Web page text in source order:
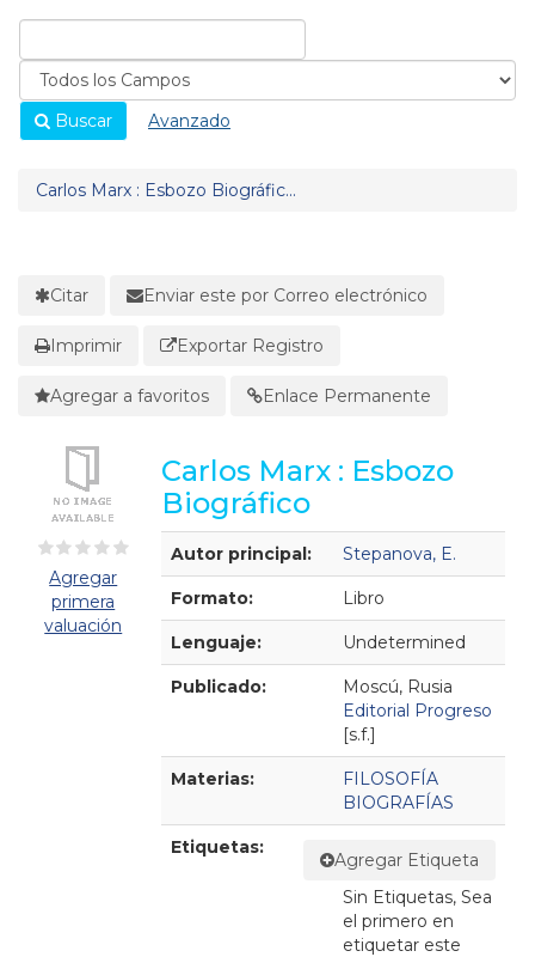
Buscar Avanzado
Carlos Marx : Esbozo Biográfic...
Citar Enviar este por Correo electrónico
Imprimir Exportar Registro
Agregar a favoritos Enlace Permanente
Agregar
primera
valuación
Carlos Marx : Esbozo
Biográfico
Detalles Bibliográficos
Autor principal: Stepanova, E.
Formato: Libro
Lenguaje: Undetermined
Publicado:
Moscú, Rusia
Editorial Progreso
[s.f.]
Materias:
FILOSOFÍA
BIOGRAFÍAS
Etiquetas:
Agregar Etiqueta
Sin Etiquetas, Sea
el primero en
etiquetar este